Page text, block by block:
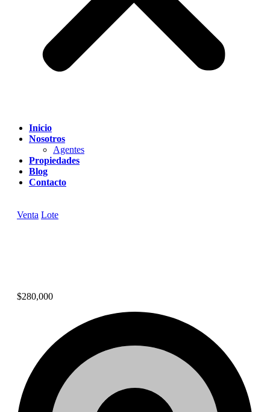
Inicio
Nosotros
Agentes
Propiedades
Blog
Contacto
Venta Lote
$280,000